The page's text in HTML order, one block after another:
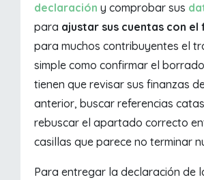
declaración y comprobar sus
para ajustar sus cuentas con el
para muchos contribuyentes el
simple como confirmar el
tienen que revisar sus finanzas
anterior, buscar referencias
rebuscar el apartado correcto
casillas que parece no terminar
Para entregar la declaración de